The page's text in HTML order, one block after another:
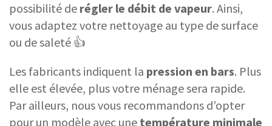
possibilité de régler le débit de vapeur. Ainsi,
vous adaptez votre nettoyage au type de surface
ou de saleté 👍
Les fabricants indiquent la pression en bars. Plus
elle est élevée, plus votre ménage sera rapide.
Par ailleurs, nous vous recommandons d’opter
pour un modèle avec une température minimale